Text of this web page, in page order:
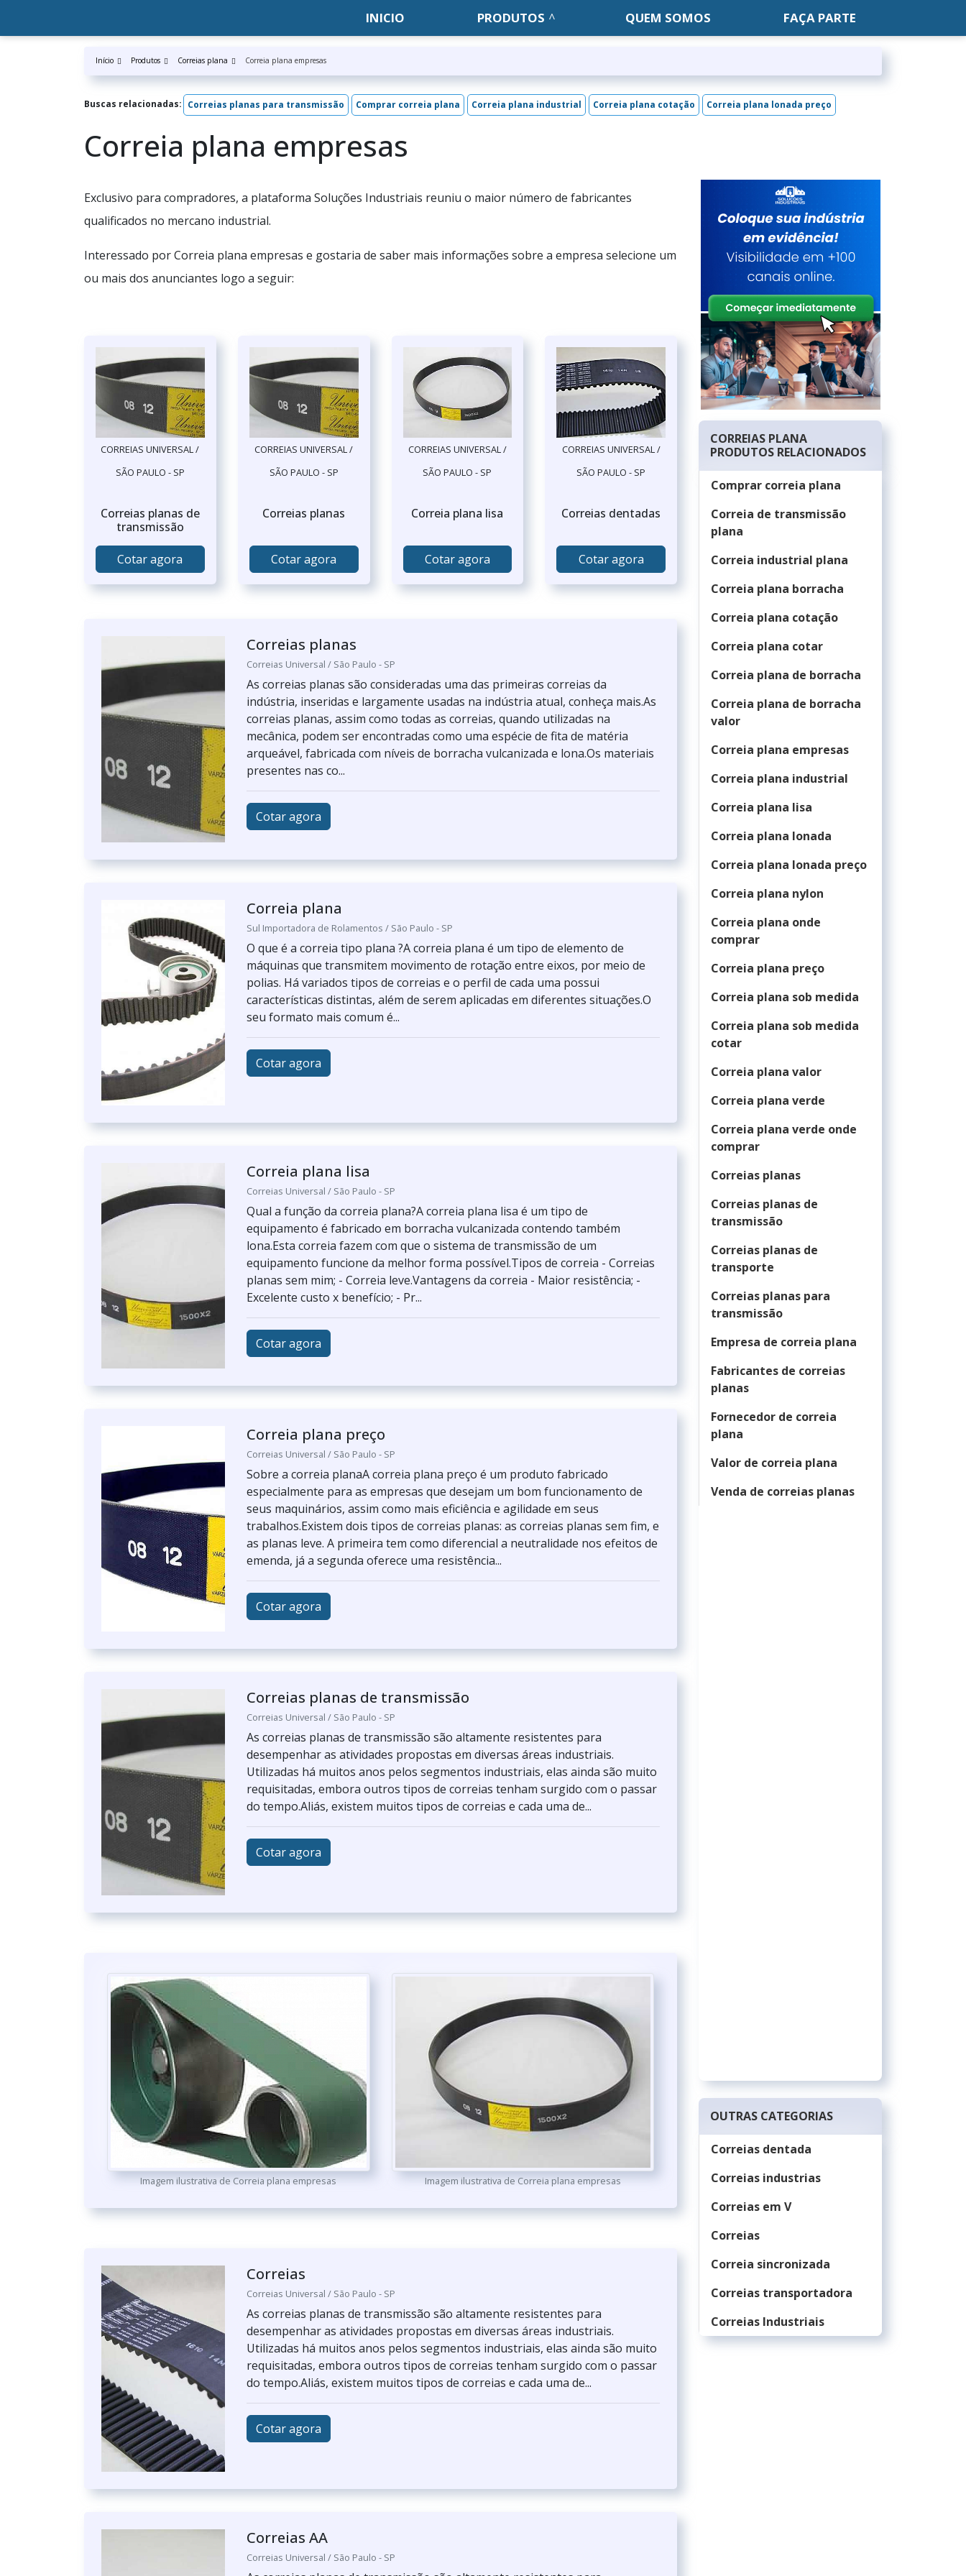
INICIO PRODUTOS QUEM SOMOS FAÇA PARTE
Início Produtos Correias plana Correia plana empresas
Buscas relacionadas: Correias planas para transmissão Comprar correia plana Correia plana industrial Correia plana cotação Correia plana lonada preço
Correia plana empresas
Exclusivo para compradores, a plataforma Soluções Industriais reuniu o maior número de fabricantes
qualificados no mercano industrial.
Interessado por Correia plana empresas e gostaria de saber mais informações sobre a empresa selecione um
ou mais dos anunciantes logo a seguir:
CORREIAS UNIVERSAL /
SÃO PAULO - SP
Correias planas de
transmissão
Cotar agora
CORREIAS UNIVERSAL /
SÃO PAULO - SP
Correias planas
Cotar agora
CORREIAS UNIVERSAL /
SÃO PAULO - SP
Correia plana lisa
Cotar agora
CORREIAS UNIVERSAL /
SÃO PAULO - SP
Correias dentadas
Cotar agora
Correias planas
Correias Universal / São Paulo - SP
As correias planas são consideradas uma das primeiras correias da
indústria, inseridas e largamente usadas na indústria atual, conheça mais.As
correias planas, assim como todas as correias, quando utilizadas na
mecânica, podem ser encontradas como uma espécie de fita de matéria
arqueável, fabricada com níveis de borracha vulcanizada e lona.Os materiais
presentes nas co...
Cotar agora
Correia plana
Sul Importadora de Rolamentos / São Paulo - SP
O que é a correia tipo plana ?A correia plana é um tipo de elemento de
máquinas que transmitem movimento de rotação entre eixos, por meio de
polias. Há variados tipos de correias e o perfil de cada uma possui
características distintas, além de serem aplicadas em diferentes situações.O
seu formato mais comum é...
Cotar agora
Correia plana lisa
Correias Universal / São Paulo - SP
Qual a função da correia plana?A correia plana lisa é um tipo de
equipamento é fabricado em borracha vulcanizada contendo também
lona.Esta correia fazem com que o sistema de transmissão de um
equipamento funcione da melhor forma possível.Tipos de correia - Correias
planas sem mim; - Correia leve.Vantagens da correia - Maior resistência; -
Excelente custo x benefício; - Pr...
Cotar agora
Correia plana preço
Correias Universal / São Paulo - SP
Sobre a correia planaA correia plana preço é um produto fabricado
especialmente para as empresas que desejam um bom funcionamento de
seus maquinários, assim como mais eficiência e agilidade em seus
trabalhos.Existem dois tipos de correias planas: as correias planas sem fim, e
as planas leve. A primeira tem como diferencial a neutralidade nos efeitos de
emenda, já a segunda oferece uma resistência...
Cotar agora
Correias planas de transmissão
Correias Universal / São Paulo - SP
As correias planas de transmissão são altamente resistentes para
desempenhar as atividades propostas em diversas áreas industriais.
Utilizadas há muitos anos pelos segmentos industriais, elas ainda são muito
requisitadas, embora outros tipos de correias tenham surgido com o passar
do tempo.Aliás, existem muitos tipos de correias e cada uma de...
Cotar agora
Imagem ilustrativa de Correia plana empresas Imagem ilustrativa de Correia plana empresas
Correias
Correias Universal / São Paulo - SP
As correias planas de transmissão são altamente resistentes para
desempenhar as atividades propostas em diversas áreas industriais.
Utilizadas há muitos anos pelos segmentos industriais, elas ainda são muito
requisitadas, embora outros tipos de correias tenham surgido com o passar
do tempo.Aliás, existem muitos tipos de correias e cada uma de...
Cotar agora
Correias AA
Correias Universal / São Paulo - SP
CORREIAS PLANA
PRODUTOS RELACIONADOS
Comprar correia plana
Correia de transmissão
plana
Correia industrial plana
Correia plana borracha
Correia plana cotação
Correia plana cotar
Correia plana de borracha
Correia plana de borracha
valor
Correia plana empresas
Correia plana industrial
Correia plana lisa
Correia plana lonada
Correia plana lonada preço
Correia plana nylon
Correia plana onde
comprar
Correia plana preço
Correia plana sob medida
Correia plana sob medida
cotar
Correia plana valor
Correia plana verde
Correia plana verde onde
comprar
Correias planas
Correias planas de
transmissão
Correias planas de
transporte
Correias planas para
transmissão
Empresa de correia plana
Fabricantes de correias
planas
Fornecedor de correia
plana
Valor de correia plana
Venda de correias planas
OUTRAS CATEGORIAS
Correias dentada
Correias industrias
Correias em V
Correias
Correia sincronizada
Correias transportadora
Correias Industriais